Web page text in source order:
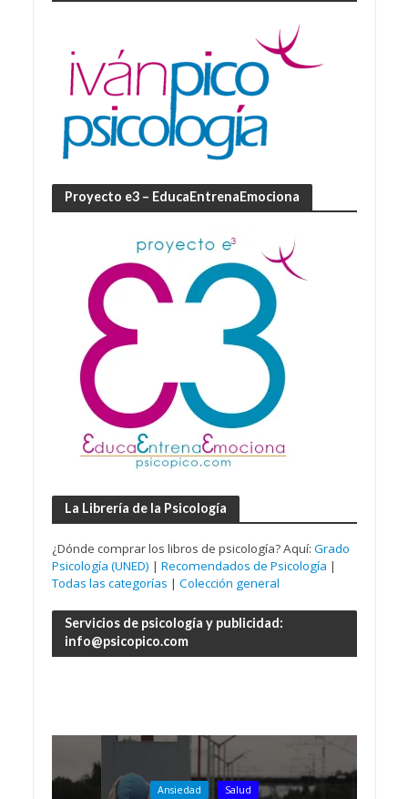
Proyecto e3 – EducaEntrenaEmociona
La Librería de la Psicología
¿Dónde comprar los libros de psicología? Aquí: Grado
Psicología (UNED) | Recomendados de Psicología |
Todas las categorías | Colección general
Servicios de psicología y publicidad:
info@psicopico.com
Ansiedad Salud